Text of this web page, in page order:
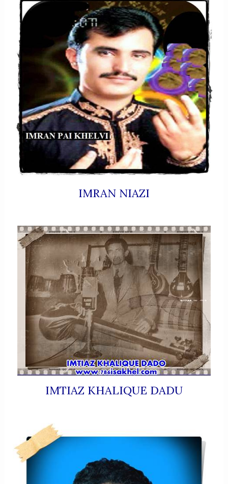
IMRAN NIAZI
IMTIAZ KHALIQUE DADU